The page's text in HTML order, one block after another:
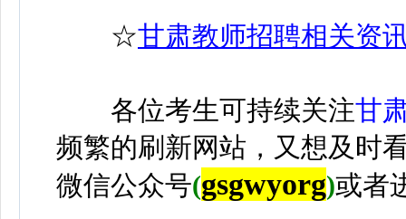
☆甘肃教师招聘相关资
各位考生可持续关注甘
频繁的刷新网站，又想及时
微信公众号(gsgwyorg)或者